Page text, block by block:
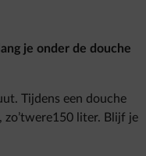
je onder de douche
Tijdens een douche
liter. Blijf je